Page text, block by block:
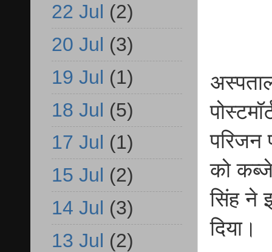
परिजन
को
सिंह ने
दिया।
22 Jul (2)
20 Jul (3)
19 Jul (1)
18 Jul (5)
17 Jul (1)
15 Jul (2)
14 Jul (3)
13 Jul (2)